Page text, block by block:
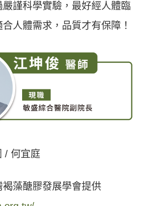
謹科學實驗，最好經人體臨
人體需求，品質才有保障！
何宜庭
藻醣膠發展學會提供